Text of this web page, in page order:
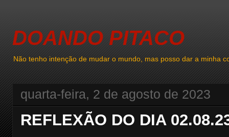
DOANDO PITACO
Não tenho intenção de mudar o mundo, mas posso dar a minha
quarta-feira, 2 de agosto de 2023
REFLEXÃO DO DIA